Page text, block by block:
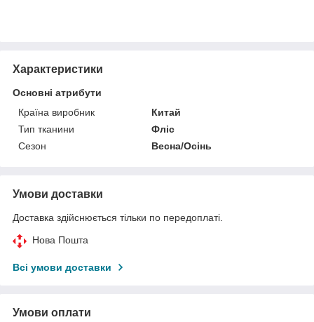
Характеристики
Основні атрибути
Країна виробник
Китай
Тип тканини
Фліс
Сезон
Весна/Осінь
Умови доставки
Доставка здійснюється тільки по передоплаті.
Нова Пошта
Всі умови доставки
Умови оплати